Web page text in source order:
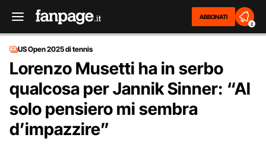
ABBONATI
2
US Open 2025 di tennis
Lorenzo Musetti ha in serbo
qualcosa per Jannik Sinner: “Al
solo pensiero mi sembra
d’impazzire”